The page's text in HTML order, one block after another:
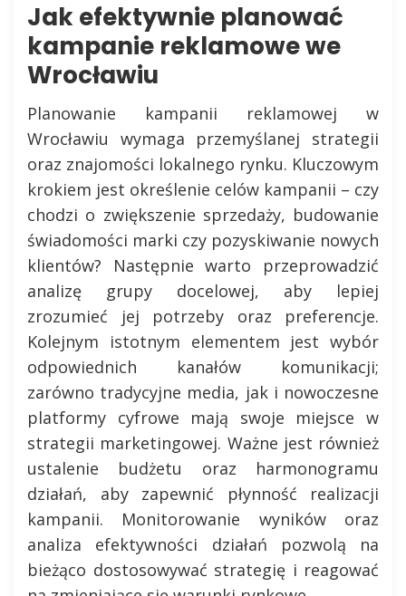
Jak efektywnie planować
kampanie reklamowe we
Wrocławiu
Planowanie kampanii reklamowej w
Wrocławiu wymaga przemyślanej strategii
oraz znajomości lokalnego rynku. Kluczowym
krokiem jest określenie celów kampanii – czy
chodzi o zwiększenie sprzedaży, budowanie
świadomości marki czy pozyskiwanie nowych
klientów? Następnie warto przeprowadzić
analizę grupy docelowej, aby lepiej
zrozumieć jej potrzeby oraz preferencje.
Kolejnym istotnym elementem jest wybór
odpowiednich kanałów komunikacji;
zarówno tradycyjne media, jak i nowoczesne
platformy cyfrowe mają swoje miejsce w
strategii marketingowej. Ważne jest również
ustalenie budżetu oraz harmonogramu
działań, aby zapewnić płynność realizacji
kampanii. Monitorowanie wyników oraz
analiza efektywności działań pozwolą na
bieżąco dostosowywać strategię i reagować